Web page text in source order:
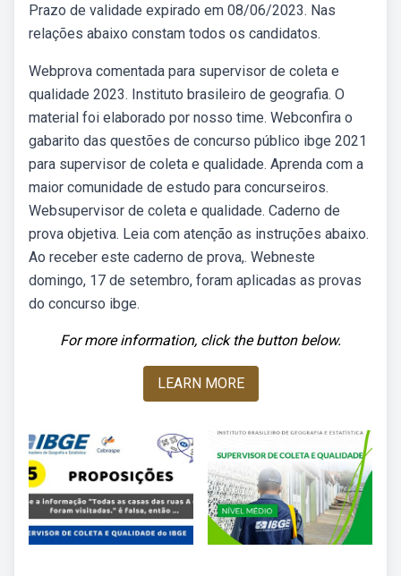
Prazo de validade expirado em 08/06/2023. Nas
relações abaixo constam todos os candidatos.
Webprova comentada para supervisor de coleta e
qualidade 2023. Instituto brasileiro de geografia. O
material foi elaborado por nosso time. Webconfira o
gabarito das questões de concurso público ibge 2021
para supervisor de coleta e qualidade. Aprenda com a
maior comunidade de estudo para concurseiros.
Websupervisor de coleta e qualidade. Caderno de
prova objetiva. Leia com atenção as instruções abaixo.
Ao receber este caderno de prova,. Webneste
domingo, 17 de setembro, foram aplicadas as provas
do concurso ibge.
For more information, click the button below.
LEARN MORE